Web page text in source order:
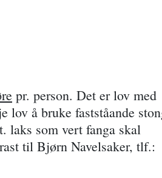
pr. person. Det er lov med
lov å bruke fastståande
laks som vert fanga skal
til Bjørn Navelsaker, tlf.: